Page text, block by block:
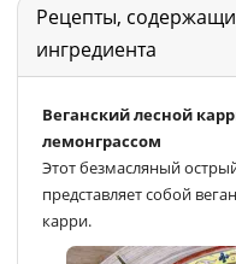
Рецепты,
ингредиента
Веганский лесной
лемонграссом
Этот безмасляный
представляет собой
карри.